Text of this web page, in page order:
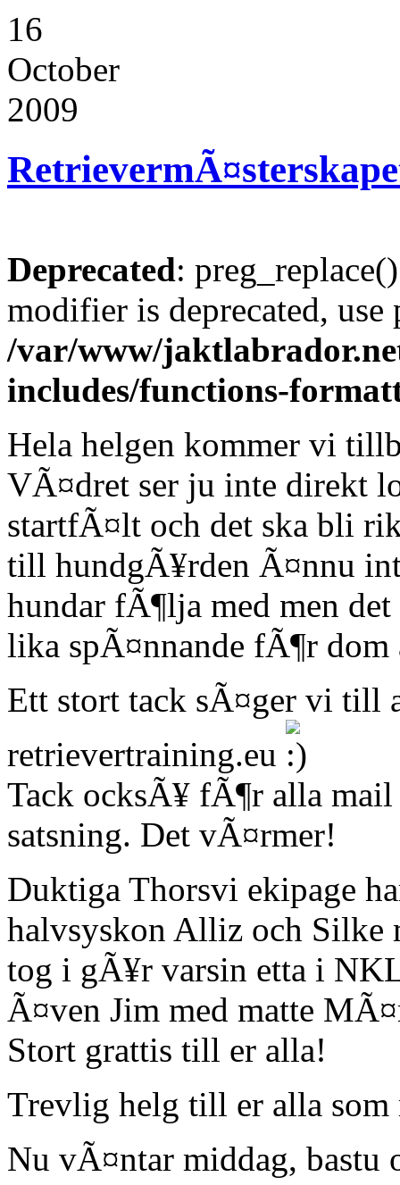
16
October
2009
Deprecated:
modifier is deprecated,
/var/www/
includes/functions-
Hela helgen kommer vi
VÃ¤dret ser ju inte direkt
startfÃ¤lt och det ska bli
till hundgÃ¥rden Ã¤nnu
hundar fÃ¶lja med men
lika spÃ¤nnande fÃ¶r
Ett stort tack sÃ¤ger vi till
retrievertraining.eu
Tack ocksÃ¥ fÃ¶r alla
satsning. Det vÃ¤rmer!
Duktiga Thorsvi ekipage
halvsyskon Alliz och Silke
tog i gÃ¥r varsin etta i
Ã¤ven Jim med matte
Stort grattis till er alla!
Trevlig helg till er alla
Nu vÃ¤ntar middag,